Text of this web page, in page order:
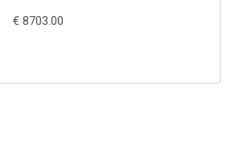
€ 8703.00